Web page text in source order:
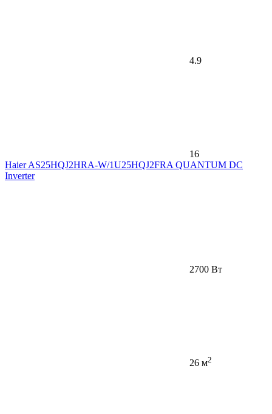
4.9
16
Haier AS25HQJ2HRA-W/1U25HQJ2FRA QUANTUM DC
Inverter
2700 Вт
26 м2